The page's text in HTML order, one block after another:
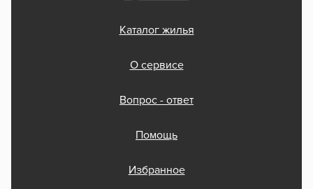
Каталог жилья
О сервисе
Вопрос - ответ
Помощь
Избранное